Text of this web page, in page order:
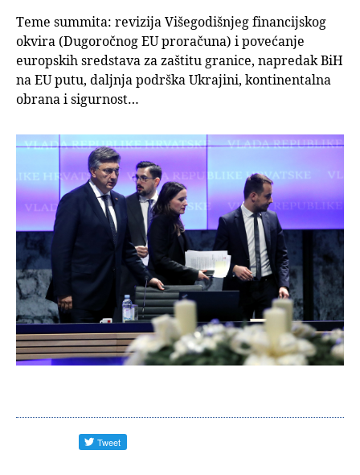
Teme summita: revizija Višegodišnjeg financijskog
okvira (Dugoročnog EU proračuna) i povećanje
europskih sredstava za zaštitu granice, napredak BiH
na EU putu, daljnja podrška Ukrajini, kontinentalna
obrana i sigurnost…